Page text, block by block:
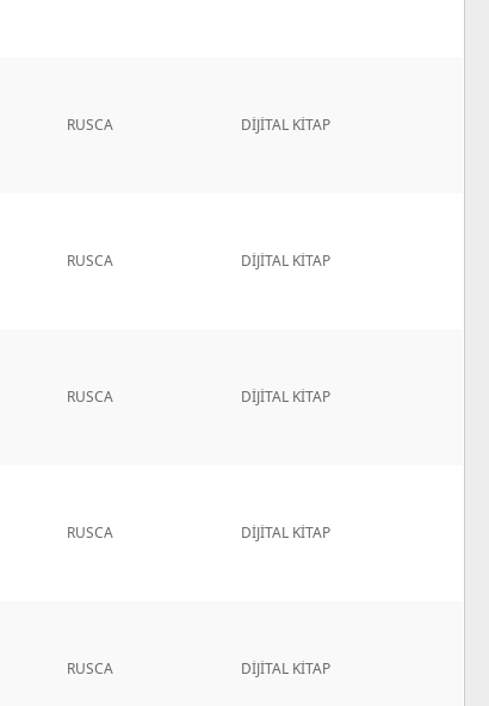
RUSCA DİJİTAL KİTAP
RUSCA DİJİTAL KİTAP
RUSCA DİJİTAL KİTAP
RUSCA DİJİTAL KİTAP
RUSCA DİJİTAL KİTAP